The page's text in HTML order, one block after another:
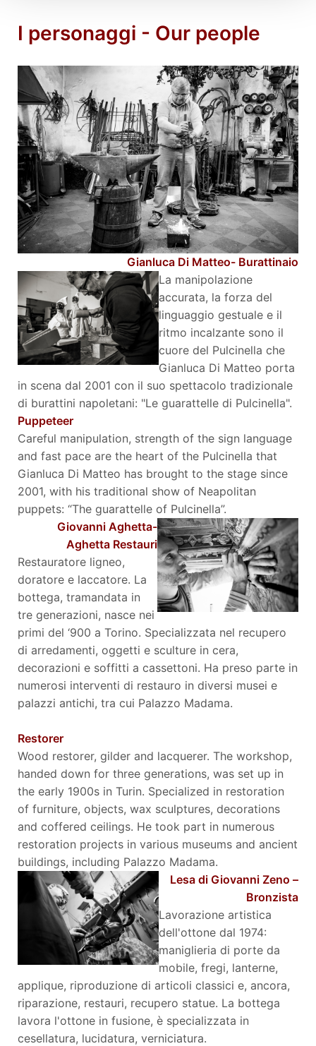
I personaggi - Our people
Gianluca Di Matteo- Burattinaio
La manipolazione
accurata, la forza del
linguaggio gestuale e il
ritmo incalzante sono il
cuore del Pulcinella che
Gianluca Di Matteo porta
in scena dal 2001 con il suo spettacolo tradizionale
di burattini napoletani: "Le guarattelle di Pulcinella".
Puppeteer
Careful manipulation, strength of the sign language
and fast pace are the heart of the Pulcinella that
Gianluca Di Matteo has brought to the stage since
2001, with his traditional show of Neapolitan
puppets: “The guarattelle of Pulcinella”.
Giovanni Aghetta-
Aghetta Restauri
Restauratore ligneo,
doratore e laccatore. La
bottega, tramandata in
tre generazioni, nasce nei
primi del ‘900 a Torino. Specializzata nel recupero
di arredamenti, oggetti e sculture in cera,
decorazioni e soffitti a cassettoni. Ha preso parte in
numerosi interventi di restauro in diversi musei e
palazzi antichi, tra cui Palazzo Madama.
Restorer
Wood restorer, gilder and lacquerer. The workshop,
handed down for three generations, was set up in
the early 1900s in Turin. Specialized in restoration
of furniture, objects, wax sculptures, decorations
and coffered ceilings. He took part in numerous
restoration projects in various museums and ancient
buildings, including Palazzo Madama.
Lesa di Giovanni Zeno –
Bronzista
Lavorazione artistica
dell'ottone dal 1974:
maniglieria di porte da
mobile, fregi, lanterne,
applique, riproduzione di articoli classici e, ancora,
riparazione, restauri, recupero statue. La bottega
lavora l'ottone in fusione, è specializzata in
cesellatura, lucidatura, verniciatura.